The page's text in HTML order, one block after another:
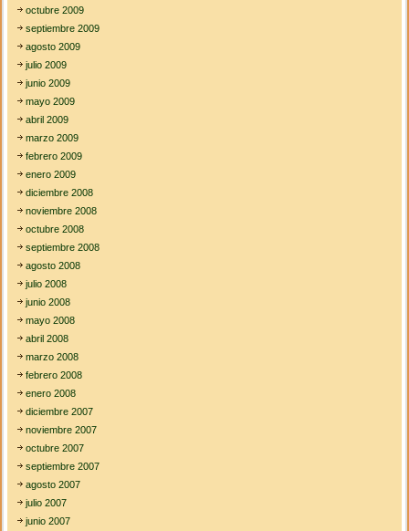
octubre 2009
septiembre 2009
agosto 2009
julio 2009
junio 2009
mayo 2009
abril 2009
marzo 2009
febrero 2009
enero 2009
diciembre 2008
noviembre 2008
octubre 2008
septiembre 2008
agosto 2008
julio 2008
junio 2008
mayo 2008
abril 2008
marzo 2008
febrero 2008
enero 2008
diciembre 2007
noviembre 2007
octubre 2007
septiembre 2007
agosto 2007
julio 2007
junio 2007